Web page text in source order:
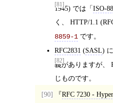
[81]
1945) では「ISO-
く、 HTTP/1.1
8859-1 です。
[82]
RFC2831 (SASL)
義がありますが、
じものです。
[90]
RFC 7230 -